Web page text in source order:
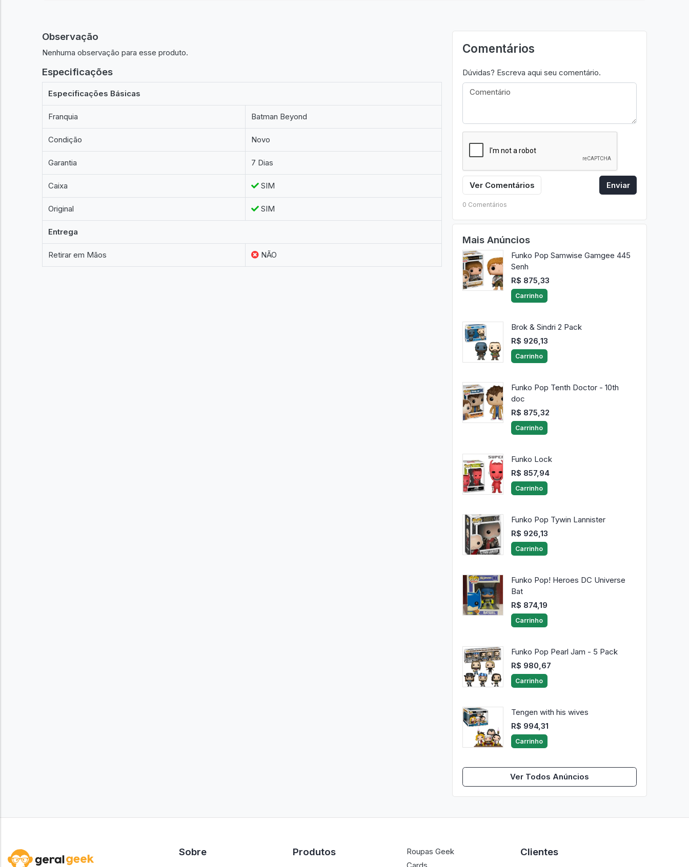
Observação
Nenhuma observação para esse produto.
Especificações
Especificações Básicas
Franquia Batman Beyond
Condição Novo
Garantia 7 Dias
Caixa SIM
Original SIM
Entrega
Retirar em Mãos NÃO
Comentários
Dúvidas? Escreva aqui seu comentário.
Ver Comentários Enviar
0 Comentários
Mais Anúncios
Funko Pop Samwise Gamgee 445
Senh
R$ 875,33
Carrinho
Brok & Sindri 2 Pack
R$ 926,13
Carrinho
Funko Pop Tenth Doctor - 10th
doc
R$ 875,32
Carrinho
Funko Lock
R$ 857,94
Carrinho
Funko Pop Tywin Lannister
R$ 926,13
Carrinho
Funko Pop! Heroes DC Universe
Bat
R$ 874,19
Carrinho
Funko Pop Pearl Jam - 5 Pack
R$ 980,67
Carrinho
Tengen with his wives
R$ 994,31
Carrinho
Ver Todos Anúncios
Sobre Produtos
Roupas Geek
Cards
Clientes